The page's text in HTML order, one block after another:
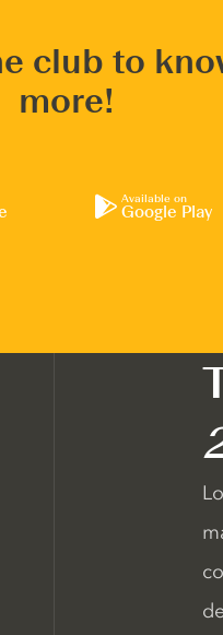
club to
more!
Available on
Google Play